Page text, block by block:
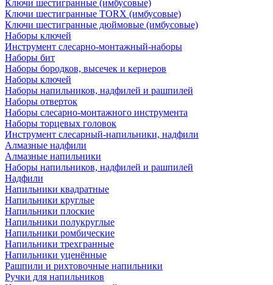
Ключи шестигранные (имбусовые)
Ключи шестигранные TORX (имбусовые)
Ключи шестигранные дюймовые (имбусовые)
Наборы ключей
Инструмент слесарно-монтажный-наборы
Наборы бит
Наборы бородков, высечек и кернеров
Наборы ключей
Наборы напильников, надфилей и рашпилей
Наборы отверток
Наборы слесарно-монтажного инструмента
Наборы торцевых головок
Инструмент слесарный-напильники, надфили
Алмазные надфили
Алмазные напильники
Наборы напильников, надфилей и рашпилей
Надфили
Напильники квадратные
Напильники круглые
Напильники плоские
Напильники полукруглые
Напильники ромбические
Напильники трехгранные
Напильники уценённые
Рашпили и рихтовочные напильники
Ручки для напильников